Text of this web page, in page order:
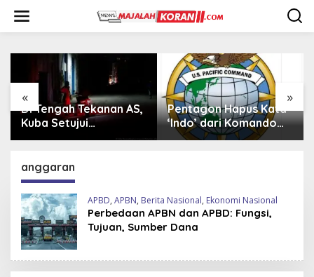
w
« »
Pentagon Hapus Kata
‘Indo’ dari Komando
Indo-Pasifik,
Iran Beli 20 Helikopter
Mi-17 dari Rusia,
Perkuat Armada Udara
anggaran
APBD, APBN, Berita Nasional, Ekonomi Nasional
Perbedaan APBN dan APBD: Fungsi,
Tujuan, Sumber Dana